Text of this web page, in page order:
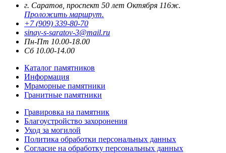
г. Саратов, проспект 50 лет Октября 116ж.
Проложить маршрут.
+7 (909) 339-80-70
sinay-s-saratov-3@mail.ru
Пн-Пт 10.00-18.00
Сб 10.00-14.00
Каталог памятников
Информация
Мраморные памятники
Гранитные памятники
Гравировка на памятник
Благоустройство захоронения
Уход за могилой
Политика обработки персональных данных
Согласие на обработку персональных данных